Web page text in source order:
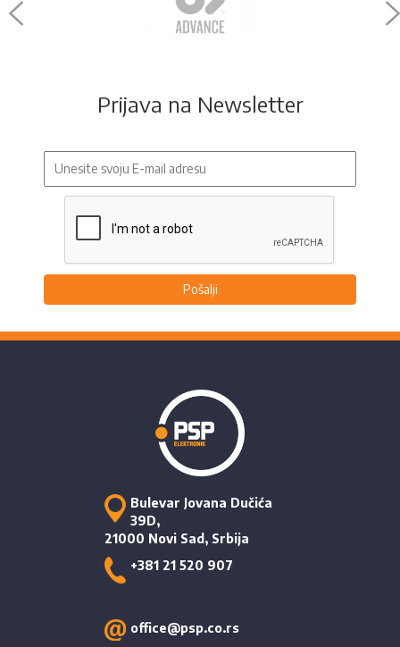
Prijava na Newsletter
Pošalji
Bulevar Jovana Dučića
39D,
21000 Novi Sad, Srbija
+381 21 520 907
office@psp.co.rs